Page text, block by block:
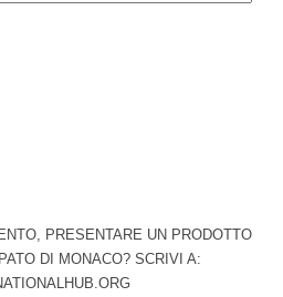
PRESENTARE UN PRODOTTO
DI MONACO? SCRIVI A: